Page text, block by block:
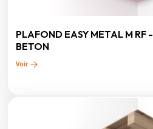
PLAFOND EASY METAL M RF
BETON
Voir